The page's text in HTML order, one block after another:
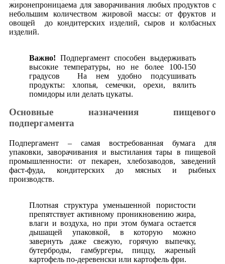
жиронепроницаема для заворачивания любых продуктов с
небольшим количеством жировой массы: от фруктов и
овощей до кондитерских изделий, сыров и колбасных
изделий.
Важно! Подпергамент способен выдерживать
высокие температуры, но не более 100-150
градусов На нем удобно подсушивать
продукты: хлопья, семечки, орехи, вялить
помидоры или делать цукаты.
Основные назначения пищевого
подпергамента
Подпергамент – самая востребованная бумага для
упаковки, заворачивания и выстилания тары в пищевой
промышленности: от пекарен, хлебозаводов, заведений
фаст-фуда, кондитерских до мясных и рыбных
производств.
Плотная структура уменьшенной пористости
препятствует активному проникновению жира,
влаги и воздуха, но при этом бумага остается
дышащей упаковкой, в которую можно
завернуть даже свежую, горячую выпечку,
бутерброды, гамбургеры, пиццу, жареный
картофель по-деревенски или картофель фри.